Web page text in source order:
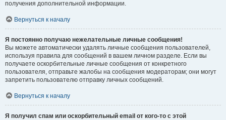
получения дополнительной информации.
Вернуться к началу
Я постоянно получаю нежелательные личные сообщения!
Вы можете автоматически удалять личные сообщения пользователей,
используя правила для сообщений в вашем личном разделе. Если вы
получаете оскорбительные личные сообщения от конкретного
пользователя, отправьте жалобы на сообщения модераторам; они могут
запретить пользователю отправку личных сообщений.
Вернуться к началу
Я получил спам или оскорбительный email от кого-то с этой